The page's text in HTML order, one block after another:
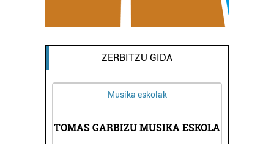
ZERBITZU GIDA
Musika eskolak
TOMAS GARBIZU MUSIKA ESKOLA